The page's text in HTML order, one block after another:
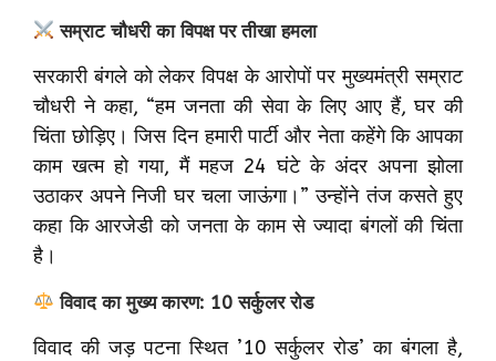
सम्राट चौधरी का विपक्ष पर तीखा हमला
सरकारी बंगले को लेकर विपक्ष के आरोपों पर मुख्यमंत्री सम्राट
चौधरी ने कहा, “हम जनता की सेवा के लिए आए हैं, घर की
चिंता छोड़िए। जिस दिन हमारी पार्टी और नेता कहेंगे कि आपका
काम खत्म हो गया, मैं महज 24 घंटे के अंदर अपना झोला
उठाकर अपने निजी घर चला जाऊंगा।” उन्होंने तंज कसते हुए
कहा कि आरजेडी को जनता के काम से ज्यादा बंगलों की चिंता
है।
विवाद का मुख्य कारण: 10 सर्कुलर रोड
विवाद की जड़ पटना स्थित ’10 सर्कुलर रोड’ का बंगला है,